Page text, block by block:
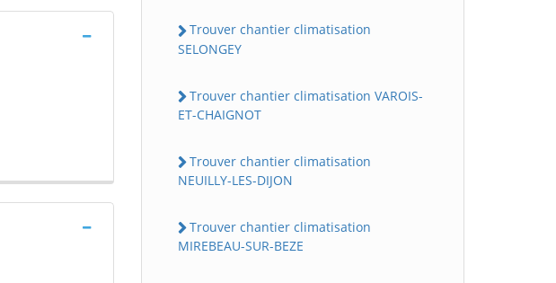
Trouver chantier climatisation
SELONGEY
Trouver chantier climatisation VAROIS-
ET-CHAIGNOT
Trouver chantier climatisation
NEUILLY-LES-DIJON
Trouver chantier climatisation
MIREBEAU-SUR-BEZE